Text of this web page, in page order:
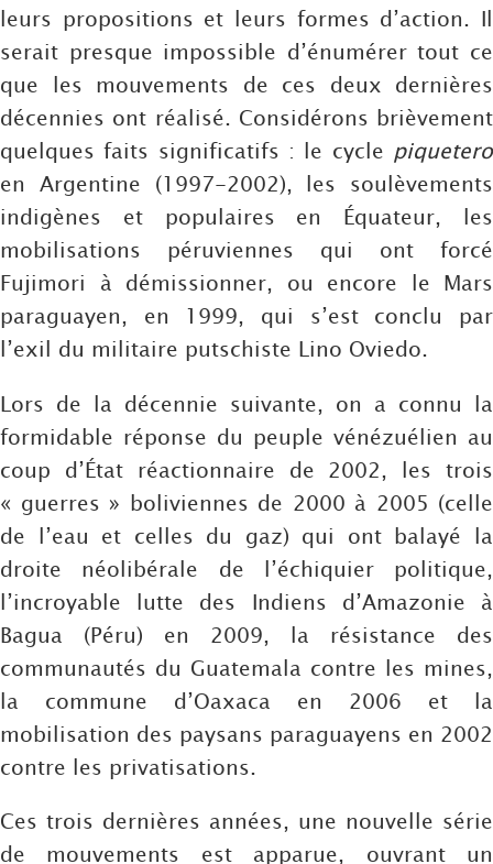
leurs propositions et leurs formes d’action. Il
serait presque impossible d’énumérer tout ce
que les mouvements de ces deux dernières
décennies ont réalisé. Considérons brièvement
quelques faits significatifs : le cycle piquetero
en Argentine (1997-2002), les soulèvements
indigènes et populaires en Équateur, les
mobilisations péruviennes qui ont forcé
Fujimori à démissionner, ou encore le Mars
paraguayen, en 1999, qui s’est conclu par
l’exil du militaire putschiste Lino Oviedo.
Lors de la décennie suivante, on a connu la
formidable réponse du peuple vénézuélien au
coup d’État réactionnaire de 2002, les trois
« guerres » boliviennes de 2000 à 2005 (celle
de l’eau et celles du gaz) qui ont balayé la
droite néolibérale de l’échiquier politique,
l’incroyable lutte des Indiens d’Amazonie à
Bagua (Péru) en 2009, la résistance des
communautés du Guatemala contre les mines,
la commune d’Oaxaca en 2006 et la
mobilisation des paysans paraguayens en 2002
contre les privatisations.
Ces trois dernières années, une nouvelle série
de mouvements est apparue, ouvrant un